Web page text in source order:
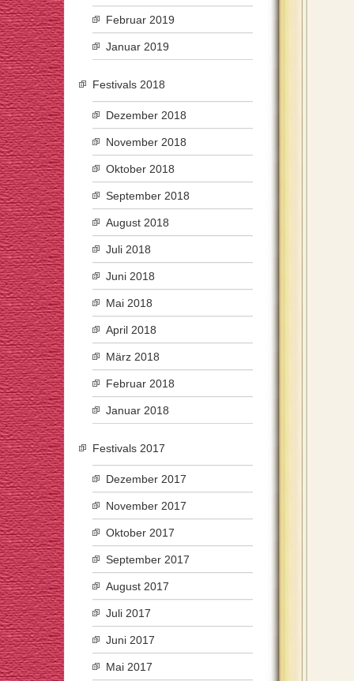
Februar 2019
Januar 2019
Festivals 2018
Dezember 2018
November 2018
Oktober 2018
September 2018
August 2018
Juli 2018
Juni 2018
Mai 2018
April 2018
März 2018
Februar 2018
Januar 2018
Festivals 2017
Dezember 2017
November 2017
Oktober 2017
September 2017
August 2017
Juli 2017
Juni 2017
Mai 2017